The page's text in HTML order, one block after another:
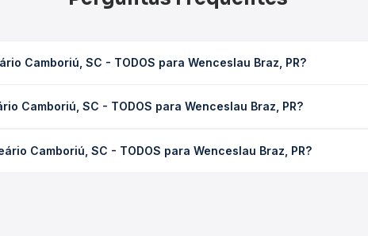
Camboriú, SC - TODOS para Wenceslau Braz, PR?
Na Quero Passagem você consulta os horários
Camboriú, SC - TODOS para Wenceslau Braz, PR?
Passagem você compara os preços de todas as viações em
Camboriú, SC - TODOS para Wenceslau Braz, PR?